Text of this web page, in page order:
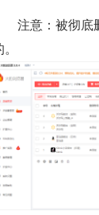
意：被彻底